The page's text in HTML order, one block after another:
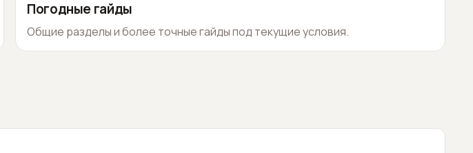
Погодные гайды
Общие разделы и более точные гайды под текущие условия.